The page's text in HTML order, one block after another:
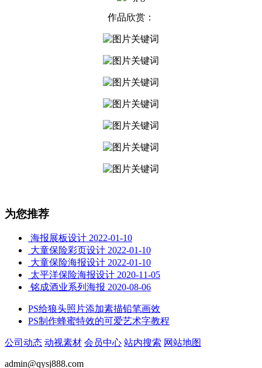
作品欣赏：
为您推荐
海报展板设计 2022-01-10
大童保险彩页设计 2022-01-10
大童保险海报设计 2022-01-10
太平洋保险海报设计 2020-11-05
铭成酒业系列海报 2020-08-06
PS给狼头照片添加素描铅笔画效
PS制作蜂蜜特效的可爱艺术字教程
公司动态 动视素材 会员中心 站内搜索 网站地图
admin@qysj888.com